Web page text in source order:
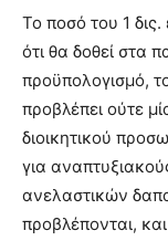
Το ποσό του 1
ότι θα δοθεί στα
προϋπολογισμό,
προβλέπει ούτε
διοικητικού
για
ανελαστικών
προβλέπονται,